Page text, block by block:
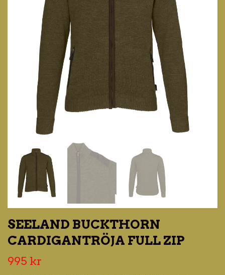
SEELAND BUCKTHORN
CARDIGANTRÖJA FULL ZIP
995 kr